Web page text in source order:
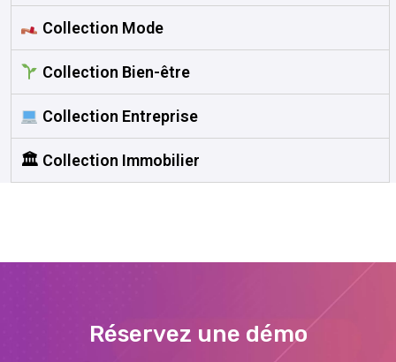
Collection Mode
Collection Bien-être
Collection Entreprise
🏛 Collection Immobilier
Réservez une démo